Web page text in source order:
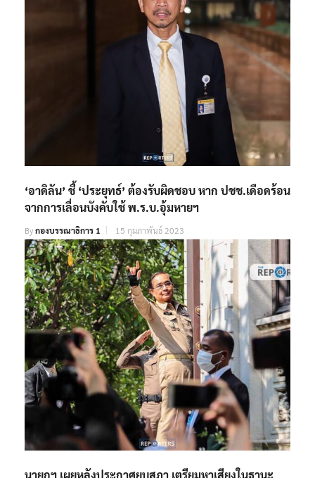
‘อาดิลัน’ ชี้ ‘ประยุทธ์’ ต้องรับผิดชอบ หาก ปชช.เดือดร้อน
จากการเลื่อนบังคับใช้ พ.ร.บ.อุ้มหายฯ
Byกองบรรณาธิการ 1 15 กุมภาพันธ์ 2023
นายกฯ เผยหลังประกาศยุบสภา เตรียมหาเสียงในฐานะ